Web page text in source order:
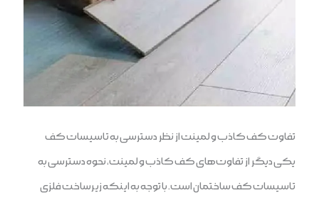
تفاوت کف کاذب و لمینت از نظر دسترسی به تاسیسات کف
یکی دیگر از تفاوت‌های کف کاذب و لمینت، نحوه دسترسی به
تاسیسات کف ساختمان است. با توجه به اینکه زیرساخت فلزی